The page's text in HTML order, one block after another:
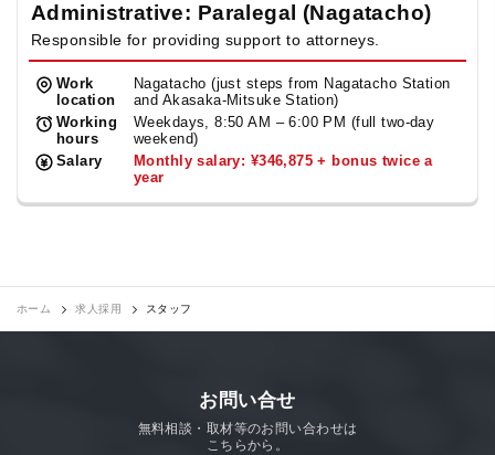
Administrative: Paralegal (Nagatacho)
Responsible for providing support to attorneys.
Work
location
Nagatacho (just steps from Nagatacho Station
and Akasaka-Mitsuke Station)
Working
hours
Weekdays, 8:50 AM – 6:00 PM (full two-day
weekend)
Salary
Monthly salary: ¥346,875 + bonus twice a
year
ホーム 求人採用 スタッフ
お問い合せ
無料相談・取材等のお問い合わせは
こちらから。